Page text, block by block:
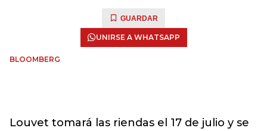
GUARDAR
UNIRSE A WHATSAPP
BLOOMBERG
Louvet tomará las riendas el 17 de julio y se